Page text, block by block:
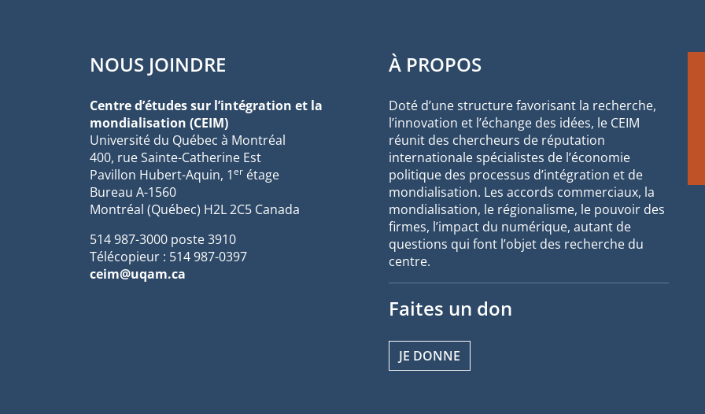
NOUS JOINDRE
Centre d’études sur l’intégration et la
mondialisation (CEIM)
Université du Québec à Montréal
400, rue Sainte-Catherine Est
Pavillon Hubert-Aquin, 1er étage
Bureau A-1560
Montréal (Québec) H2L 2C5 Canada
514 987-3000 poste 3910
Télécopieur : 514 987-0397
ceim@uqam.ca
À PROPOS
Doté d’une structure favorisant la recherche,
l’innovation et l’échange des idées, le CEIM
réunit des chercheurs de réputation
internationale spécialistes de l’économie
politique des processus d’intégration et de
mondialisation. Les accords commerciaux, la
mondialisation, le régionalisme, le pouvoir des
firmes, l’impact du numérique, autant de
questions qui font l’objet des recherche du
centre.
Faites un don
JE DONNE